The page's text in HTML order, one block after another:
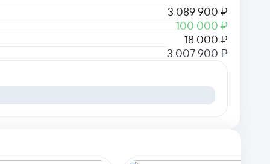
3 089 900 ₽
100 000 ₽
18 000 ₽
3 007 900 ₽